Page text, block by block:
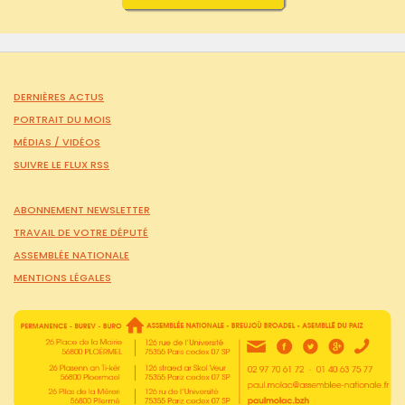
DERNIÈRES ACTUS
PORTRAIT DU MOIS
MÉDIAS / VIDÉOS
SUIVRE LE FLUX RSS
ABONNEMENT NEWSLETTER
TRAVAIL DE VOTRE DÉPUTÉ
ASSEMBLÉE NATIONALE
MENTIONS LÉGALES